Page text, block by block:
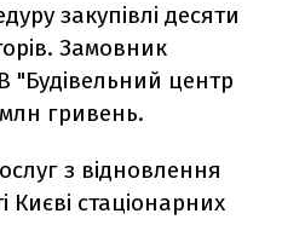
закупівлі десяти
Замовник
"Будівельний центр
гривень.
з відновлення
Києві стаціонарних